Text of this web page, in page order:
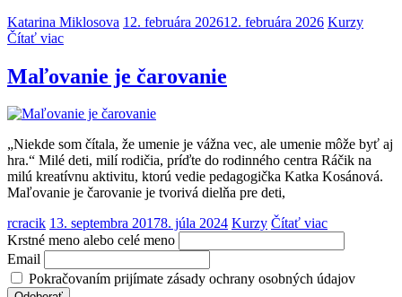
Katarina Miklosova 12. februára 202612. februára 2026 Kurzy
Čítať viac
Maľovanie je čarovanie
„Niekde som čítala, že umenie je vážna vec, ale umenie môže byť aj
hra.“ Milé deti, milí rodičia, príďte do rodinného centra Ráčik na
milú kreatívnu aktivitu, ktorú vedie pedagogička Katka Kosánová.
Maľovanie je čarovanie je tvorivá dielňa pre deti,
rcracik 13. septembra 20178. júla 2024 Kurzy Čítať viac
Krstné meno alebo celé meno
Email
Pokračovaním prijímate zásady ochrany osobných údajov